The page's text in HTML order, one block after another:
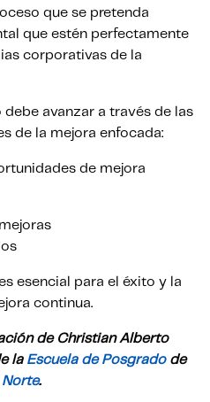
que se pretenda
que estén perfectamente
corporativas de la
debe avanzar a través de las
de la mejora enfocada:
de mejora
esencial para el éxito y la
continua.
de Christian Alberto
la Escuela de Posgradode
Norte.